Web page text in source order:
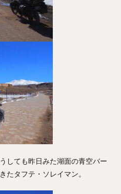
しても昨日みた湖面の青空バー
たタフテ・ソレイマン。